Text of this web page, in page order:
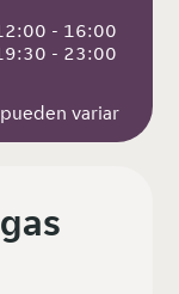
- 16:00
- 23:00
variar